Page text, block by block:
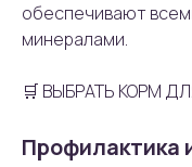
обеспечивают
минералами.
🛒 ВЫБРАТЬ КОРМ
Профилактика